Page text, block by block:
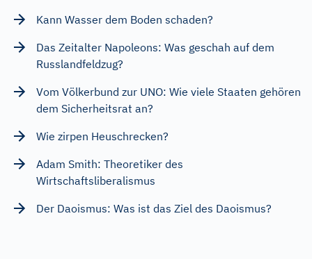
Kann Wasser dem Boden schaden?
Das Zeitalter Napoleons: Was geschah auf dem
Russlandfeldzug?
Vom Völkerbund zur UNO: Wie viele Staaten gehören
dem Sicherheitsrat an?
Wie zirpen Heuschrecken?
Adam Smith: Theoretiker des
Wirtschaftsliberalismus
Der Daoismus: Was ist das Ziel des Daoismus?